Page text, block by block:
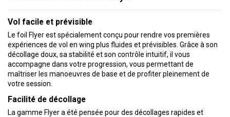
Vol facile et prévisible
Le foil Flyer est spécialement conçu pour rendre vos premières
expériences de vol en wing plus fluides et prévisibles. Grâce à son
décollage doux, sa stabilité et son contrôle intuitif, il vous
accompagne dans votre progression, vous permettant de
maîtriser les manoeuvres de base et de profiter pleinement de
votre session.
Facilité de décollage
La gamme Flyer a été pensée pour des décollages rapides et